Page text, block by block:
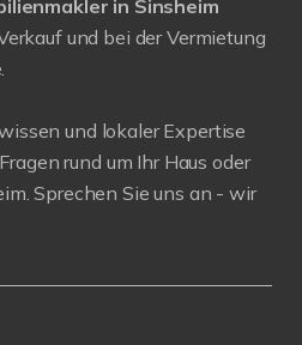
in Sinsheim
und bei der Vermietung
und lokaler Expertise
rund um Ihr Haus oder
Sprechen Sie uns an - wir